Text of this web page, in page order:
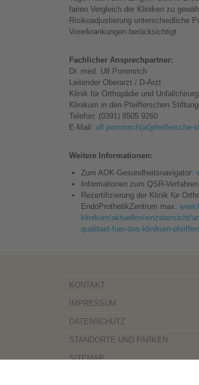
fairen Vergleich der Kliniken zu
Risikoadjustierung unterschiedliche
Vorerkrankungen berücksichtigt.
Fachlicher Ansprechpartner:
Dr. med. Ulf Pommrich
Leitender Oberarzt / D-Arzt
Klinik für Orthopädie und
Klinikum in den Pfeifferschen
Telefon: (0391) 8505 9260
E-Mail: ulf.pommrich(at)pfeiffersche-
Weitere Informationen:
Zum AOK-Gesundheitsnavigator:
Informationen zum QSR-
Rezertifizierung der Klinik für
EndoProthetikZentrum max:
klinikum/aktuelles/einzelansicht/
qualitaet-fuer-das-klinikum-
KONTAKT
IMPRESSUM
DATENSCHUTZ
STANDORTE UND PARKEN
SITEMAP